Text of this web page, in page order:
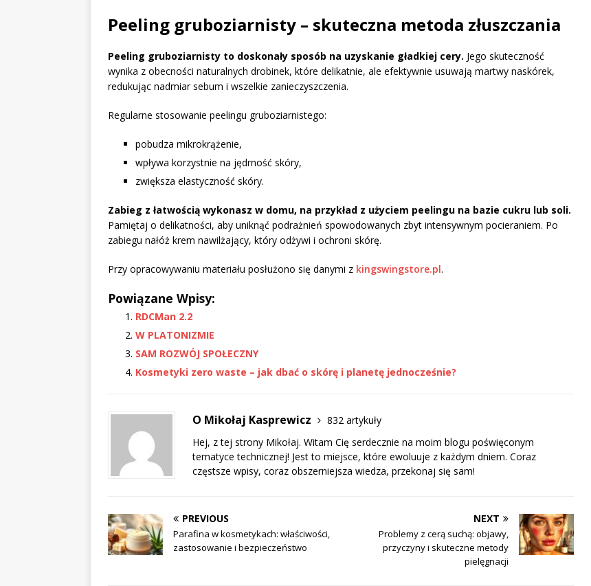
Peeling gruboziarnisty – skuteczna metoda złuszczania
Peeling gruboziarnisty to doskonały sposób na uzyskanie gładkiej cery. Jego skuteczność
wynika z obecności naturalnych drobinek, które delikatnie, ale efektywnie usuwają martwy naskórek,
redukując nadmiar sebum i wszelkie zanieczyszczenia.
Regularne stosowanie peelingu gruboziarnistego:
pobudza mikrokrążenie,
wpływa korzystnie na jędrność skóry,
zwiększa elastyczność skóry.
Zabieg z łatwością wykonasz w domu, na przykład z użyciem peelingu na bazie cukru lub soli.
Pamiętaj o delikatności, aby uniknąć podrażnień spowodowanych zbyt intensywnym pocieraniem. Po
zabiegu nałóż krem nawilżający, który odżywi i ochroni skórę.
Przy opracowywaniu materiału posłużono się danymi z kingswingstore.pl.
Powiązane Wpisy:
RDCMan 2.2
W PLATONIZMIE
SAM ROZWÓJ SPOŁECZNY
Kosmetyki zero waste – jak dbać o skórę i planetę jednocześnie?
O Mikołaj Kasprewicz
832 artykuły
Hej, z tej strony Mikołaj. Witam Cię serdecznie na moim blogu poświęconym
tematyce technicznej! Jest to miejsce, które ewoluuje z każdym dniem. Coraz
częstsze wpisy, coraz obszerniejsza wiedza, przekonaj się sam!
PREVIOUS
Parafina w kosmetykach: właściwości,
zastosowanie i bezpieczeństwo
NEXT
Problemy z cerą suchą: objawy,
przyczyny i skuteczne metody
pielęgnacji